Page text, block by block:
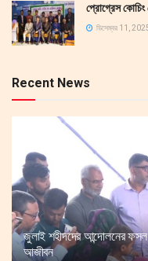
প্রোগ্রেস কোচিং
ডিসেম্বর 11,
Recent News
জুলাই শহীদদের আন্দোলনের ফসল
আজীবন